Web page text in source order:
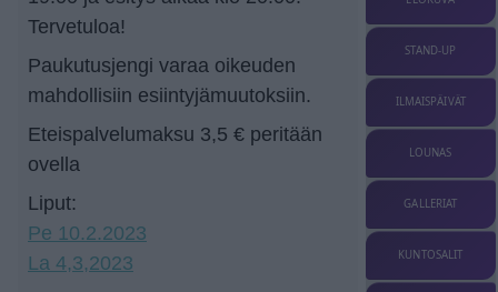
Tervetuloa!
Paukutusjengi varaa oikeuden
mahdollisiin esiintyjämuutoksiin.
Eteispalvelumaksu 3,5 € peritään
ovella
Liput:
Pe 10.2.2023
La 4,3,2023
STAND-UP
ILMAISPÄIVÄT
LOUNAS
GALLERIAT
KUNTOSALIT